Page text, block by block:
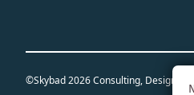
©Skybad 2026 Consulting, Design